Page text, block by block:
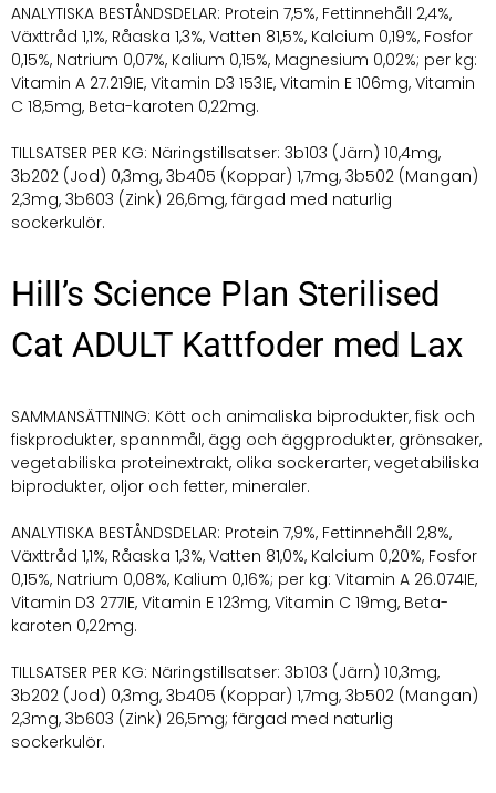
ANALYTISKA BESTÅNDSDELAR: Protein 7,5%, Fettinnehåll 2,4%,
Växttråd 1,1%, Råaska 1,3%, Vatten 81,5%, Kalcium 0,19%, Fosfor
0,15%, Natrium 0,07%, Kalium 0,15%, Magnesium 0,02%; per kg:
Vitamin A 27.219IE, Vitamin D3 153IE, Vitamin E 106mg, Vitamin
C 18,5mg, Beta-karoten 0,22mg.
TILLSATSER PER KG: Näringstillsatser: 3b103 (Järn) 10,4mg,
3b202 (Jod) 0,3mg, 3b405 (Koppar) 1,7mg, 3b502 (Mangan)
2,3mg, 3b603 (Zink) 26,6mg, färgad med naturlig
sockerkulör.
Hill’s Science Plan Sterilised
Cat ADULT Kattfoder med Lax
SAMMANSÄTTNING: Kött och animaliska biprodukter, fisk och
fiskprodukter, spannmål, ägg och äggprodukter, grönsaker,
vegetabiliska proteinextrakt, olika sockerarter, vegetabiliska
biprodukter, oljor och fetter, mineraler.
ANALYTISKA BESTÅNDSDELAR: Protein 7,9%, Fettinnehåll 2,8%,
Växttråd 1,1%, Råaska 1,3%, Vatten 81,0%, Kalcium 0,20%, Fosfor
0,15%, Natrium 0,08%, Kalium 0,16%; per kg: Vitamin A 26.074IE,
Vitamin D3 277IE, Vitamin E 123mg, Vitamin C 19mg, Beta-
karoten 0,22mg.
TILLSATSER PER KG: Näringstillsatser: 3b103 (Järn) 10,3mg,
3b202 (Jod) 0,3mg, 3b405 (Koppar) 1,7mg, 3b502 (Mangan)
2,3mg, 3b603 (Zink) 26,5mg; färgad med naturlig
sockerkulör.